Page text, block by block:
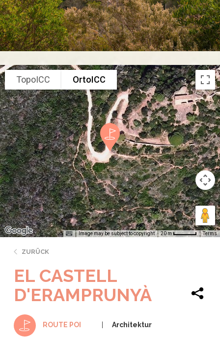
TopoICC OrtoICC
Image may be subject to copyright 20 m Terms
ZURÜCK
EL CASTELL
D'ERAMPRUNYÀ
ROUTE POI Architektur